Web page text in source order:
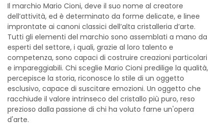
Il marchio Mario Cioni, deve il suo nome al creatore
dell’attività, ed è determinato da forme delicate, e linee
improntate ai canoni classici dell’alta cristalleria d’arte.
Tutti gli elementi del marchio sono assemblati a mano da
esperti del settore, i quali, grazie al loro talento e
competenza, sono capaci di costruire creazioni particolari
e impareggiabili. Chi sceglie Mario Cioni predilige la qualità,
percepisce la storia, riconosce lo stile di un oggetto
esclusivo, capace di suscitare emozioni. Un oggetto che
racchiude il valore intrinseco del cristallo più puro, reso
prezioso dalla passione di chi ha voluto farne un'opera
d'arte.